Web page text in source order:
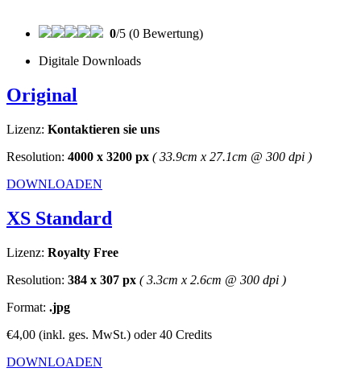
0/5 (0 Bewertung)
Digitale Downloads
Original
Lizenz: Kontaktieren sie uns
Resolution: 4000 x 3200 px ( 33.9cm x 27.1cm @ 300 dpi )
DOWNLOADEN
XS Standard
Lizenz: Royalty Free
Resolution: 384 x 307 px ( 3.3cm x 2.6cm @ 300 dpi )
Format: .jpg
€4,00 (inkl. ges. MwSt.) oder40 Credits
DOWNLOADEN